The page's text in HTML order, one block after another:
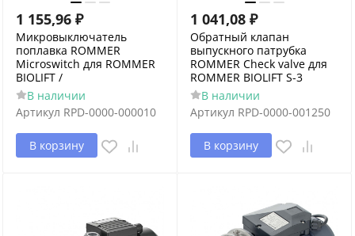
1 155,96 ₽
Микровыключатель
поплавка ROMMER
Microswitch для ROMMER
BIOLIFT /
В наличии
Артикул RPD-0000-000010
В корзину
1 041,08 ₽
Обратный клапан
выпускного патрубка
ROMMER Check valve для
ROMMER BIOLIFT S-3
В наличии
Артикул RPD-0000-001250
В корзину